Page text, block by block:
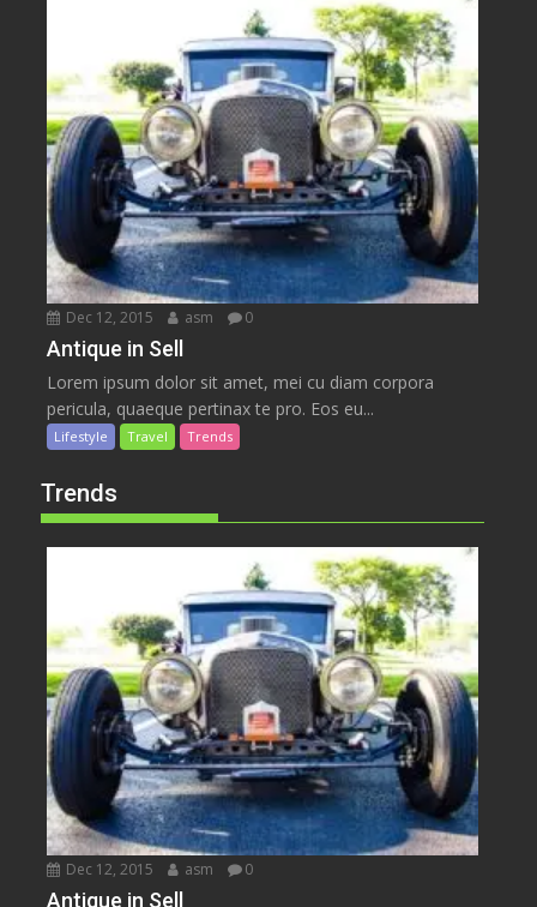
Dec 12, 2015 asm 0
Antique in Sell
Lorem ipsum dolor sit amet, mei cu diam corpora
pericula, quaeque pertinax te pro. Eos eu...
Lifestyle Travel Trends
Trends
Dec 12, 2015 asm 0
Antique in Sell